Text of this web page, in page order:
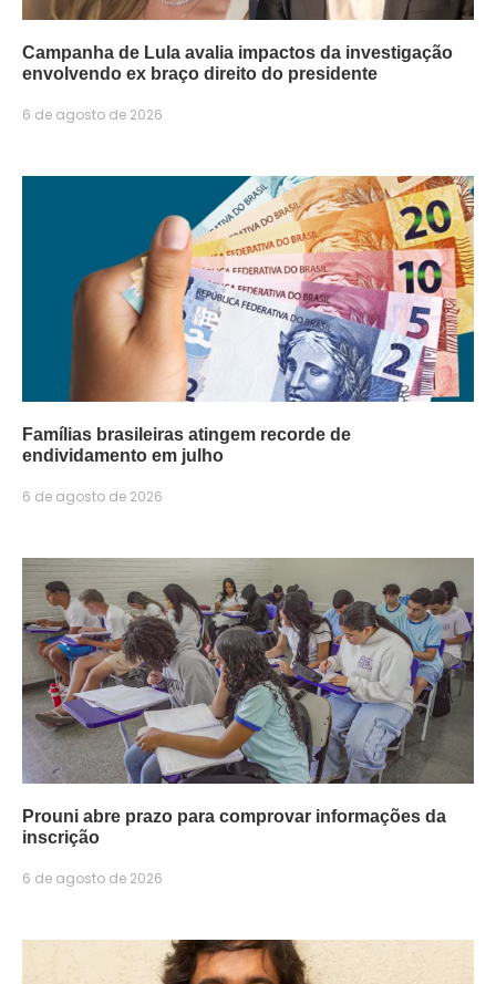
Campanha de Lula avalia impactos da investigação
envolvendo ex braço direito do presidente
6 de agosto de 2026
Famílias brasileiras atingem recorde de
endividamento em julho
6 de agosto de 2026
Prouni abre prazo para comprovar informações da
inscrição
6 de agosto de 2026